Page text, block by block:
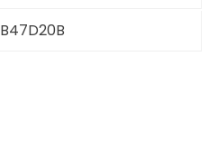
B47D20B